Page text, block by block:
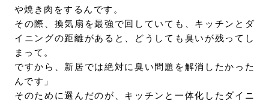
や焼き肉をするんです。
その際、換気扇を最強で回していても、キッチンとダ
イニングの距離があると、どうしても臭いが残ってし
まって。
ですから、新居では絶対に臭い問題を解消したかった
んです」
そのために選んだのが、キッチンと一体化したダイニ